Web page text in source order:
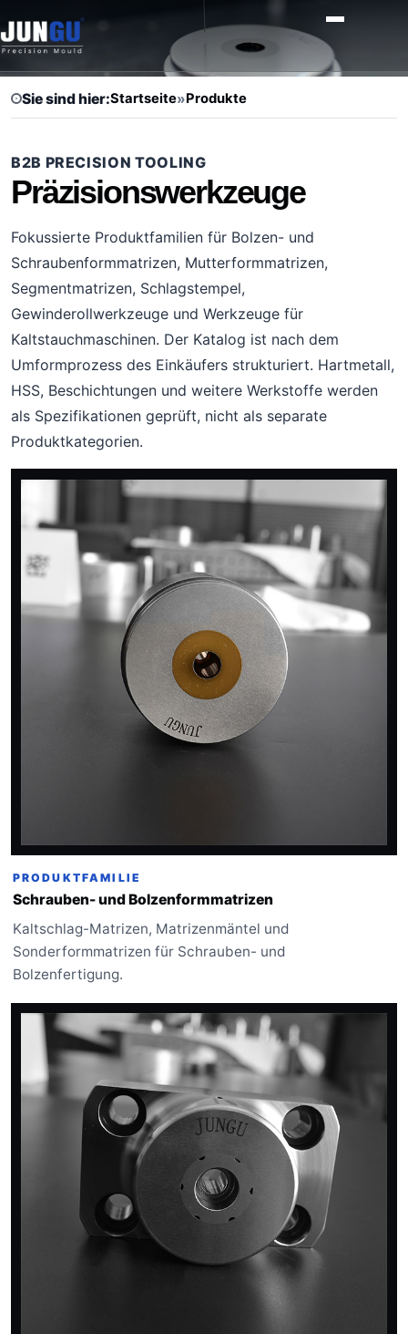
Sie sind hier:Startseite»Produkte
B2B PRECISION TOOLING
Präzisionswerkzeuge
Fokussierte Produktfamilien für Bolzen- und
Schraubenformmatrizen, Mutterformmatrizen,
Segmentmatrizen, Schlagstempel,
Gewinderollwerkzeuge und Werkzeuge für
Kaltstauchmaschinen. Der Katalog ist nach dem
Umformprozess des Einkäufers strukturiert. Hartmetall,
HSS, Beschichtungen und weitere Werkstoffe werden
als Spezifikationen geprüft, nicht als separate
Produktkategorien.
PRODUKTFAMILIE
Schrauben- und Bolzenformmatrizen
Kaltschlag-Matrizen, Matrizenmäntel und
Sonderformmatrizen für Schrauben- und
Bolzenfertigung.